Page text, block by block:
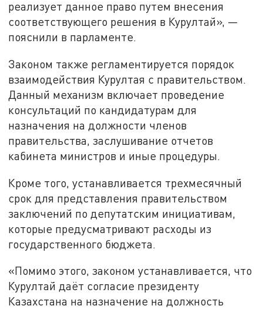
реализует данное право путем внесения
соответствующего решения в Курултай», —
пояснили в парламенте.
Законом также регламентируется порядок
взаимодействия Курултая с правительством.
Данный механизм включает проведение
консультаций по кандидатурам для
назначения на должности членов
правительства, заслушивание отчетов
кабинета министров и иные процедуры.
Кроме того, устанавливается трехмесячный
срок для представления правительством
заключений по депутатским инициативам,
которые предусматривают расходы из
государственного бюджета.
«Помимо этого, законом устанавливается, что
Курултай даёт согласие президенту
Казахстана на назначение на должность